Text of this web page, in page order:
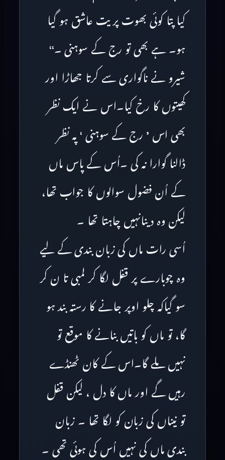
کیا پتا کوئی بھوت پریت عاشق ہو گیا
ہو۔ ہے بھی تو رج کے سوہنی ۔‘‘
شیرو نے ناگواری سے کرتا جھاڑا اور
کھیتوں کا رخ کیا۔اس نے ایک نظر
بھی اس ’ رج کے سوہنی ‘ پہ نظر
ڈالنا گوارا نہ کی ۔اُس کے پاس ماں
کے اُن فضول سوالوں کا جواب تھا،
لیکن وہ دینانہیں چاہتا تھا ۔
اُسی رات ماں کی زبان بندی کے لیے
وہ چوبارے پر قفل لگا کر لمبی تا ن کر
سو گیاکہ چلو اوپر جانے کا رستہ بند ہو
گا، تو ماں کو باتیں بنانے کا موقع تو
نہیں ملے گا۔اس کے کان ٹھنڈے
رہیں گے اور ماں کا دل ، لیکن قفل
تو نیناں کی زبان کو لگا تھا ۔ زبان
بندی ماں کی نہیں اُس کی ہوئی تھی ۔